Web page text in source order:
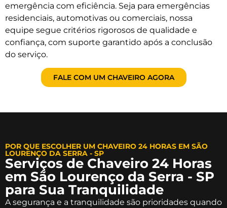
emergência com eficiência. Seja para emergências
residenciais, automotivas ou comerciais, nossa
equipe segue critérios rigorosos de qualidade e
confiança, com suporte garantido após a conclusão
do serviço.
FALE COM UM CHAVEIRO AGORA
POR QUE ESCOLHER UM CHAVEIRO 24 HORAS EM SÃO
LOURENÇO DA SERRA - SP
Serviços de Chaveiro 24 Horas
em São Lourenço da Serra - SP
para Sua Tranquilidade
A segurança e a tranquilidade são prioridades quando